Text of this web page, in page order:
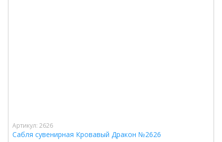
Артикул: 2626
Сабля сувенирная Кровавый Дракон №2626